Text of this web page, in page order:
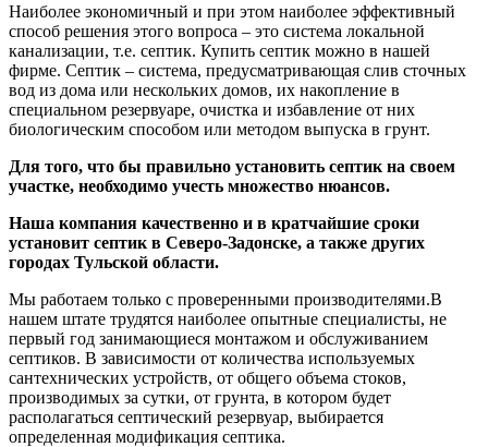
Наиболее экономичный и при этом наиболее эффективный
способ решения этого вопроса – это система локальной
канализации, т.е. септик. Купить септик можно в нашей
фирме. Септик – система, предусматривающая слив сточных
вод из дома или нескольких домов, их накопление в
специальном резервуаре, очистка и избавление от них
биологическим способом или методом выпуска в грунт.
Для того, что бы правильно установить септик на своем
участке, необходимо учесть множество нюансов.
Наша компания качественно и в кратчайшие сроки
установит септик в Северо-Задонске, а также других
городах Тульской области.
Мы работаем только с проверенными производителями.В
нашем штате трудятся наиболее опытные специалисты, не
первый год занимающиеся монтажом и обслуживанием
септиков. В зависимости от количества используемых
сантехнических устройств, от общего объема стоков,
производимых за сутки, от грунта, в котором будет
располагаться септический резервуар, выбирается
определенная модификация септика.